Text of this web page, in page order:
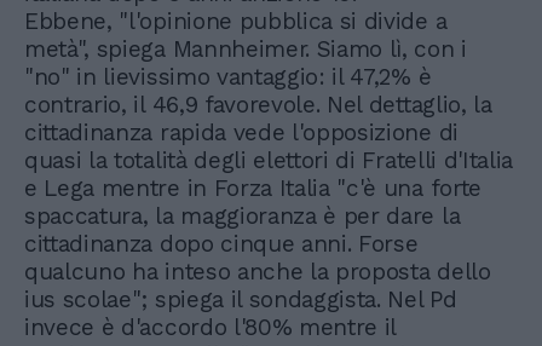
Ebbene, "l'opinione pubblica si divide a
metà", spiega Mannheimer. Siamo lì, con i
"no" in lievissimo vantaggio: il 47,2% è
contrario, il 46,9 favorevole. Nel dettaglio, la
cittadinanza rapida vede l'opposizione di
quasi la totalità degli elettori di Fratelli d'Italia
e Lega mentre in Forza Italia "c'è una forte
spaccatura, la maggioranza è per dare la
cittadinanza dopo cinque anni. Forse
qualcuno ha inteso anche la proposta dello
ius scolae"; spiega il sondaggista. Nel Pd
invece è d'accordo l'80% mentre il